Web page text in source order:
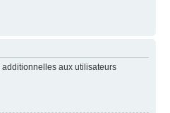
additionnelles aux utilisateurs